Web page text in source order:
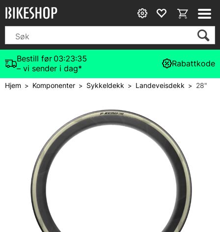
Bestill før 03:23:34
– vi sender i dag*
Rabattkode
Hjem> Komponenter> Sykkeldekk> Landeveisdekk> 28"